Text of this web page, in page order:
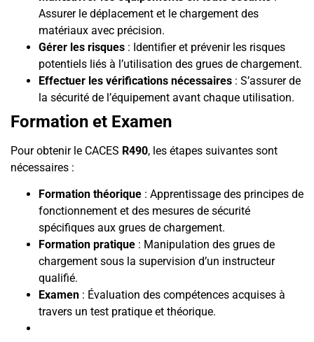
Assurer le déplacement et le chargement des
matériaux avec précision.
Gérer les risques : Identifier et prévenir les risques
potentiels liés à l’utilisation des grues de chargement.
Effectuer les vérifications nécessaires : S’assurer de
la sécurité de l’équipement avant chaque utilisation.
Formation et Examen
Pour obtenir le CACES R490, les étapes suivantes sont
nécessaires :
Formation théorique : Apprentissage des principes de
fonctionnement et des mesures de sécurité
spécifiques aux grues de chargement.
Formation pratique : Manipulation des grues de
chargement sous la supervision d’un instructeur
qualifié.
Examen : Évaluation des compétences acquises à
travers un test pratique et théorique.